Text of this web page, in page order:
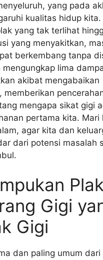
yang pada
kualitas hidup kita.
yang tak terlihat
yang menyakitkan,
berkembang tanpa
lima
akibat mengabaikan
memberikan
mengapa sikat gigi
pertama kita. Mari
agar kita dan
dari potensi masalah
Plak
Gigi
Gigi
dan paling umum dari